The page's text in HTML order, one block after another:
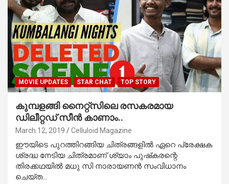
MOVIE UPDATES STAR CHAT TOP STORY
കുമ്പളങ്ങി നൈറ്റ്‌സിലെ രസകരമായ
ഡിലീറ്റഡ് സീന്‍ കാണാം..
March 12, 2019 Celluloid Magazine
ഈയിടെ പുറത്തിറങ്ങിയ ചിത്രങ്ങളില്‍ ഏറെ പ്രേക്ഷക
ശ്രദ്ധ നേടിയ ചിത്രമാണ് ശ്യാം പുഷ്‌കരന്റെ
തിരക്കഥയില്‍ മധു സി നാരായണന്‍ സംവിധാനം
ചെയ്ത…